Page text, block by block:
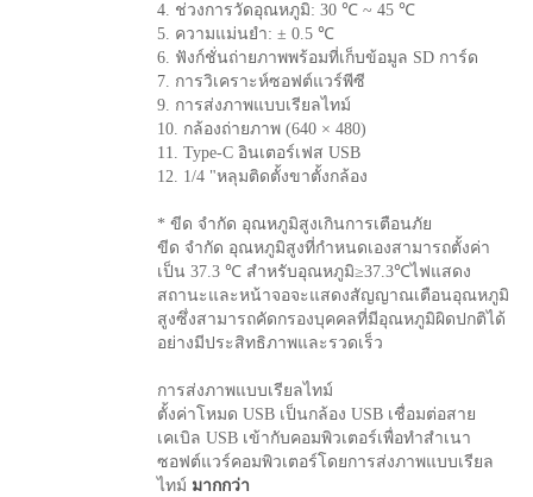
4. ช่วงการวัดอุณหภูมิ: 30 ℃ ~ 45 ℃
5. ความแม่นยำ: ± 0.5 ℃
6. ฟังก์ชั่นถ่ายภาพพร้อมที่เก็บข้อมูล SD การ์ด
7. การวิเคราะห์ซอฟต์แวร์พีซี
9. การส่งภาพแบบเรียลไทม์
10. กล้องถ่ายภาพ (640 × 480)
11. Type-C อินเตอร์เฟส USB
12. 1/4 "หลุมติดตั้งขาตั้งกล้อง
* ขีด จำกัด อุณหภูมิสูงเกินการเตือนภัย
ขีด จำกัด อุณหภูมิสูงที่กำหนดเองสามารถตั้งค่า
เป็น 37.3 ℃ สำหรับอุณหภูมิ≥37.3℃ไฟแสดง
สถานะและหน้าจอจะแสดงสัญญาณเตือนอุณหภูมิ
สูงซึ่งสามารถคัดกรองบุคคลที่มีอุณหภูมิผิดปกติได้
อย่างมีประสิทธิภาพและรวดเร็ว
การส่งภาพแบบเรียลไทม์
ตั้งค่าโหมด USB เป็นกล้อง USB เชื่อมต่อสาย
เคเบิล USB เข้ากับคอมพิวเตอร์เพื่อทำสำเนา
ซอฟต์แวร์คอมพิวเตอร์โดยการส่งภาพแบบเรียล
ไทม์ มากกว่า